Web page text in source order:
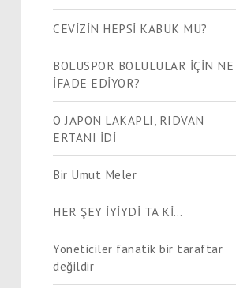
CEVİZİN HEPSİ KABUK MU?
BOLUSPOR BOLULULAR İÇİN NE
İFADE EDİYOR?
O JAPON LAKAPLI, RIDVAN
ERTANI İDİ
Bir Umut Meler
HER ŞEY İYİYDİ TA Kİ…
Yöneticiler fanatik bir taraftar
değildir